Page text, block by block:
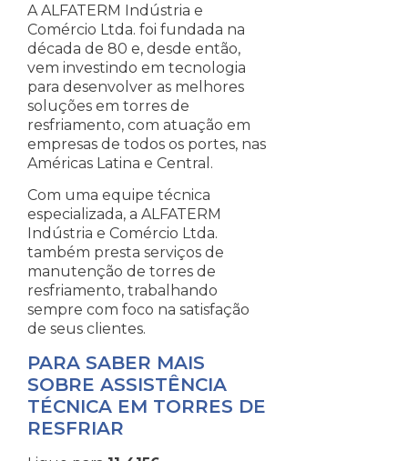
A ALFATERM Indústria e
Comércio Ltda. foi fundada na
década de 80 e, desde então,
vem investindo em tecnologia
para desenvolver as melhores
soluções em torres de
resfriamento, com atuação em
empresas de todos os portes, nas
Américas Latina e Central.
Com uma equipe técnica
especializada, a ALFATERM
Indústria e Comércio Ltda.
também presta serviços de
manutenção de torres de
resfriamento, trabalhando
sempre com foco na satisfação
de seus clientes.
PARA SABER MAIS
SOBRE ASSISTÊNCIA
TÉCNICA EM TORRES DE
RESFRIAR